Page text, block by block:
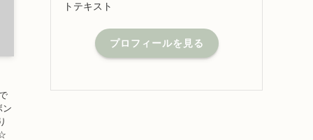
ン
トテキスト
プロフィールを見る